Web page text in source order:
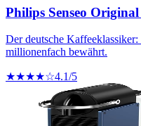
Philips Senseo
Der deutsche Kaffeeklassiker:
millionenfach bewährt.
★★★★☆4.1/5